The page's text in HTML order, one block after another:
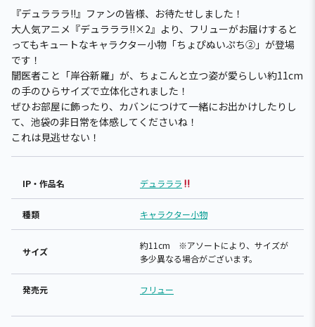
『デュラララ!!』ファンの皆様、お待たせしました！
大人気アニメ『デュラララ!!×2』より、フリューがお届けすると
ってもキュートなキャラクター小物「ちょぴぬいぷち②」が登場
です！
闇医者こと「岸谷新羅」が、ちょこんと立つ姿が愛らしい約11cm
の手のひらサイズで立体化されました！
ぜひお部屋に飾ったり、カバンにつけて一緒にお出かけしたりし
て、池袋の非日常を体感してくださいね！
これは見逃せない！
IP・作品名 デュラララ
種類 キャラクター小物
サイズ
約11cm ※アソートにより、サイズが
多少異なる場合がございます。
発売元 フリュー